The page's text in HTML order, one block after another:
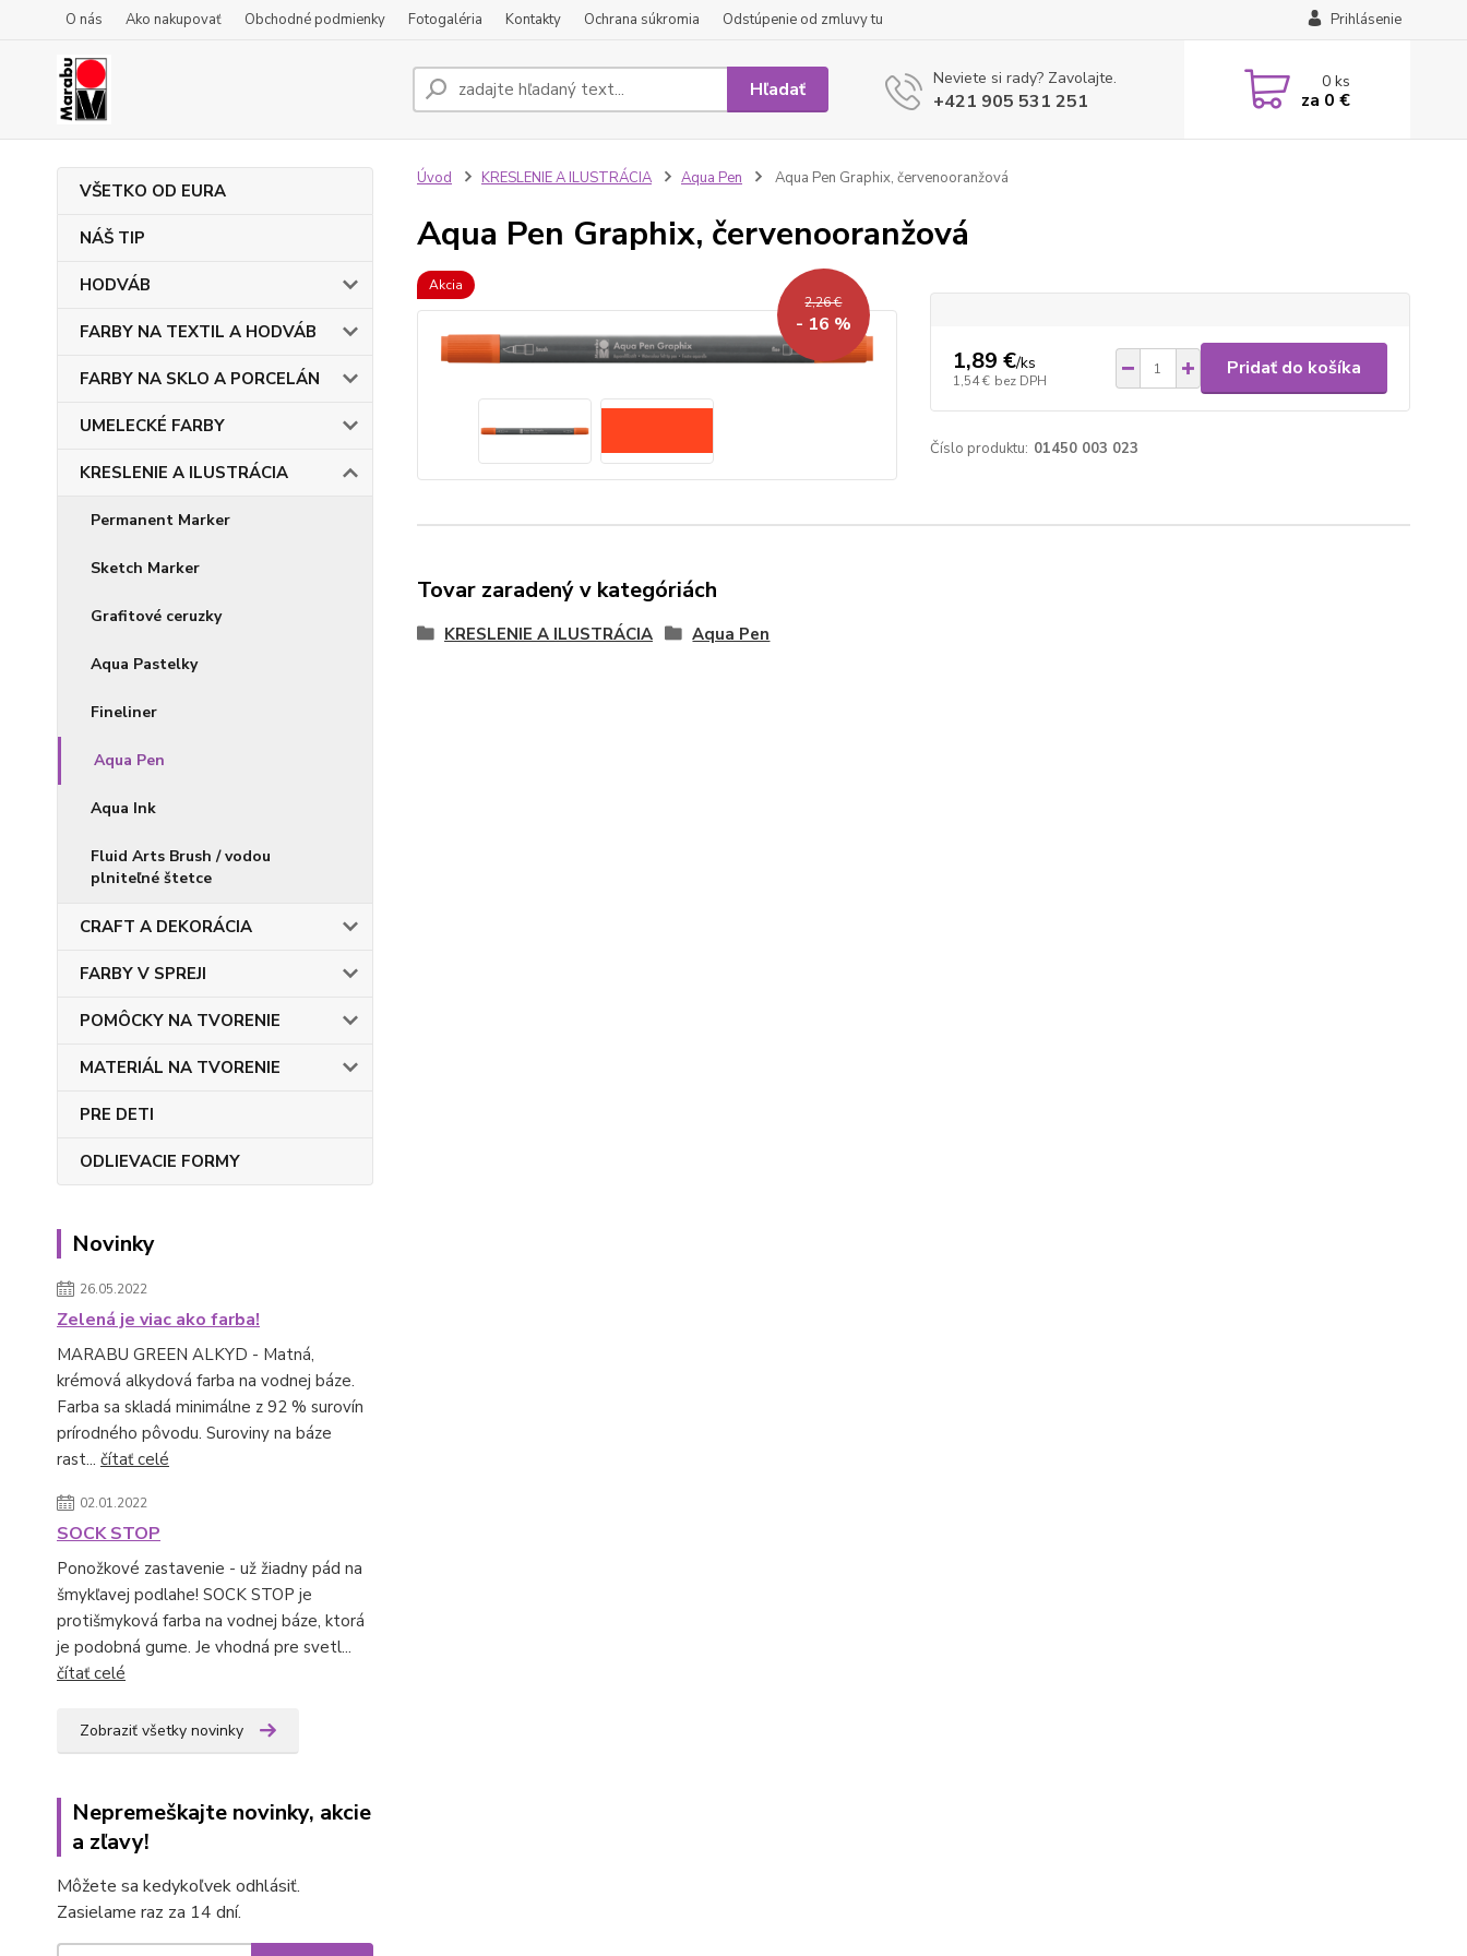
O nás Ako nakupovať Obchodné podmienky Fotogaléria Kontakty Ochrana súkromia Odstúpenie od zmluvy tu Prihlásenie
Hľadať Neviete si rady? Zavolajte.
+421 905 531 251
0ks
za 0 €
VŠETKO OD EURA
NÁŠ TIP
HODVÁB
FARBY NA TEXTIL A HODVÁB
FARBY NA SKLO A PORCELÁN
UMELECKÉ FARBY
KRESLENIE A ILUSTRÁCIA
Permanent Marker
Sketch Marker
Grafitové ceruzky
Aqua Pastelky
Fineliner
Aqua Pen
Aqua Ink
Fluid Arts Brush / vodou
plniteľné štetce
CRAFT A DEKORÁCIA
FARBY V SPREJI
POMÔCKY NA TVORENIE
MATERIÁL NA TVORENIE
PRE DETI
ODLIEVACIE FORMY
Novinky
26.05.2022
Zelená je viac ako farba!
MARABU GREEN ALKYD - Matná,
krémová alkydová farba na vodnej báze.
Farba sa skladá minimálne z 92 % surovín
prírodného pôvodu. Suroviny na báze
rast... čítať celé
02.01.2022
SOCK STOP
Ponožkové zastavenie - už žiadny pád na
šmykľavej podlahe! SOCK STOP je
protišmyková farba na vodnej báze, ktorá
je podobná gume. Je vhodná pre svetl...
čítať celé
Zobraziť všetky novinky
Nepremeškajte novinky, akcie
a zľavy!
Môžete sa kedykoľvek odhlásiť.
Zasielame raz za 14 dní.
Úvod KRESLENIE A ILUSTRÁCIA Aqua Pen Aqua Pen Graphix, červenooranžová
Aqua Pen Graphix, červenooranžová
Akcia
2,26 €
- 16 %
1,89 €/ks
1,54 € bez DPH
Pridať do košíka
Číslo produktu: 01450 003 023
Tovar zaradený v kategóriách
KRESLENIE A ILUSTRÁCIA Aqua Pen